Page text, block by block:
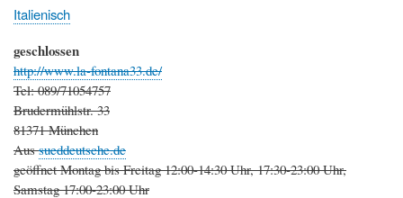
Italienisch
geschlossen
http://www.la-fontana33.de/
Tel: 089/71054757
Brudermühlstr. 33
81371 München
Aussueddeutsche.de
geöffnet Montag bis Freitag 12:00-14:30 Uhr, 17:30-23:00 Uhr,
Samstag 17:00-23:00 Uhr